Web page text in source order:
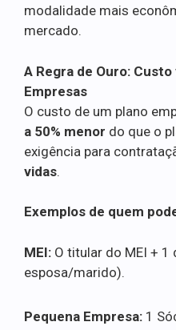
modalidade mais
mercado.
A Regra de Ouro:
Empresas
O custo de um plano
a 50% menor do que o
exigência para
vidas.
Exemplos de quem
MEI: O titular do MEI + 1
esposa/marido).
Pequena Empresa: 1